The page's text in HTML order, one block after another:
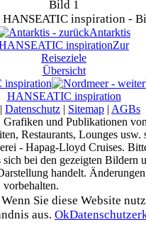
inspiration -
Antarktis
inspirationZur
Reiseziele
Übersicht
HANSEATIC inspiration
| Datenschutz | Sitemap | AGBs
und Publikationen von
Restaurants, Lounges usw.
- Hapag-Lloyd Cruises.
sich bei den gezeigten Bildern
handelt. Änderungen
vorbehalten.
Sie diese Website
aus. Ok